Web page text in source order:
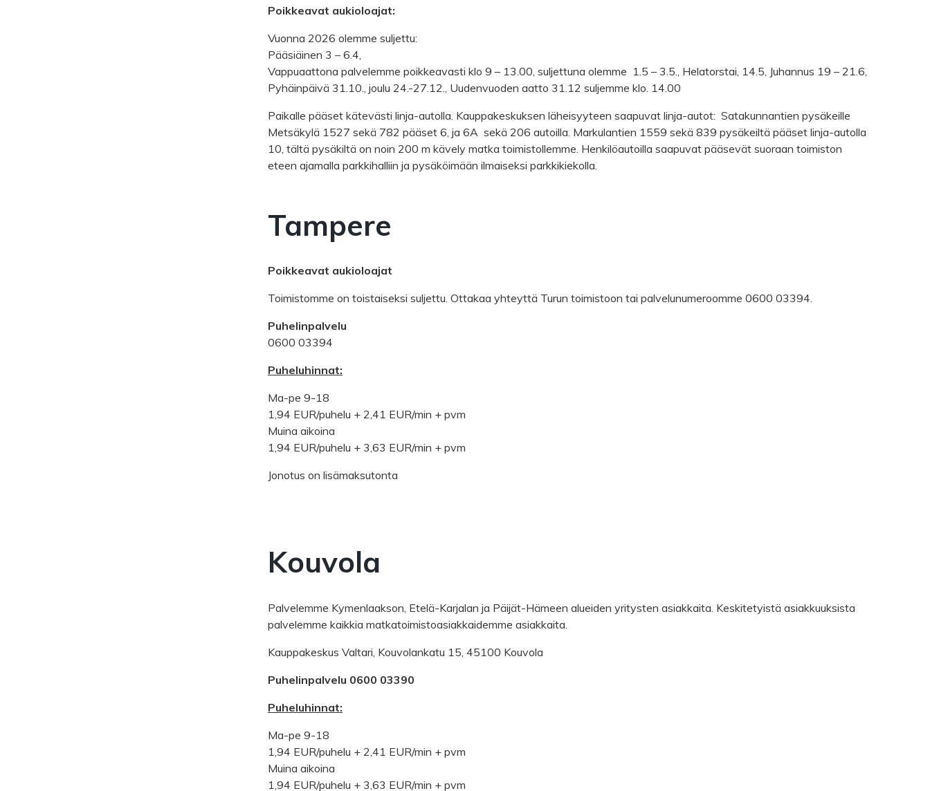
Poikkeavat aukioloajat:
Vuonna 2026 olemme suljettu:
Pääsiäinen 3 – 6.4,
Vappuaattona palvelemme poikkeavasti klo 9 – 13.00, suljettuna olemme 1.5 – 3.5., Helatorstai, 14.5, Juhannus 19 – 21.6,
Pyhäinpäivä 31.10., joulu 24.-27.12., Uudenvuoden aatto 31.12 suljemme klo. 14.00
Paikalle pääset kätevästi linja-autolla. Kauppakeskuksen läheisyyteen saapuvat linja-autot: Satakunnantien pysäkeille
Metsäkylä 1527 sekä 782 pääset 6, ja 6A sekä 206 autoilla. Markulantien 1559 sekä 839 pysäkeiltä pääset linja-autolla
10, tältä pysäkiltä on noin 200 m kävely matka toimistollemme. Henkilöautoilla saapuvat pääsevät suoraan toimiston
eteen ajamalla parkkihalliin ja pysäköimään ilmaiseksi parkkikiekolla.
Tampere
Poikkeavat aukioloajat
Toimistomme on toistaiseksi suljettu. Ottakaa yhteyttä Turun toimistoon tai palvelunumeroomme 0600 03394.
Puhelinpalvelu
0600 03394
Puheluhinnat:
Ma-pe 9-18
1,94 EUR/puhelu + 2,41 EUR/min + pvm
Muina aikoina
1,94 EUR/puhelu + 3,63 EUR/min + pvm
Jonotus on lisämaksutonta
Kouvola
Palvelemme Kymenlaakson, Etelä-Karjalan ja Päijät-Hämeen alueiden yritysten asiakkaita. Keskitetyistä asiakkuuksista
palvelemme kaikkia matkatoimistoasiakkaidemme asiakkaita.
Kauppakeskus Valtari, Kouvolankatu 15, 45100 Kouvola
Puhelinpalvelu 0600 03390
Puheluhinnat:
Ma-pe 9-18
1,94 EUR/puhelu + 2,41 EUR/min + pvm
Muina aikoina
1,94 EUR/puhelu + 3,63 EUR/min + pvm